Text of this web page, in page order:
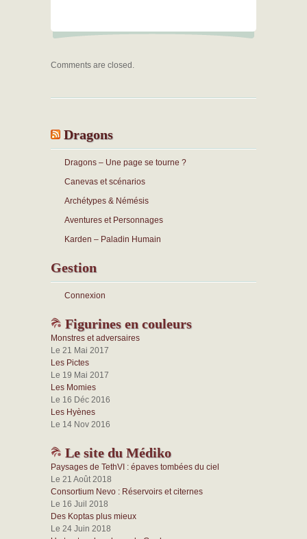
Comments are closed.
Dragons
Dragons – Une page se tourne ?
Canevas et scénarios
Archétypes & Némésis
Aventures et Personnages
Karden – Paladin Humain
Gestion
Connexion
Figurines en couleurs
Monstres et adversaires
Le 21 Mai 2017
Les Pictes
Le 19 Mai 2017
Les Momies
Le 16 Déc 2016
Les Hyènes
Le 14 Nov 2016
Le site du Médiko
Paysages de TethVI : épaves tombées du ciel
Le 21 Août 2018
Consortium Nevo : Réservoirs et citernes
Le 16 Juil 2018
Des Koptas plus mieux
Le 24 Juin 2018